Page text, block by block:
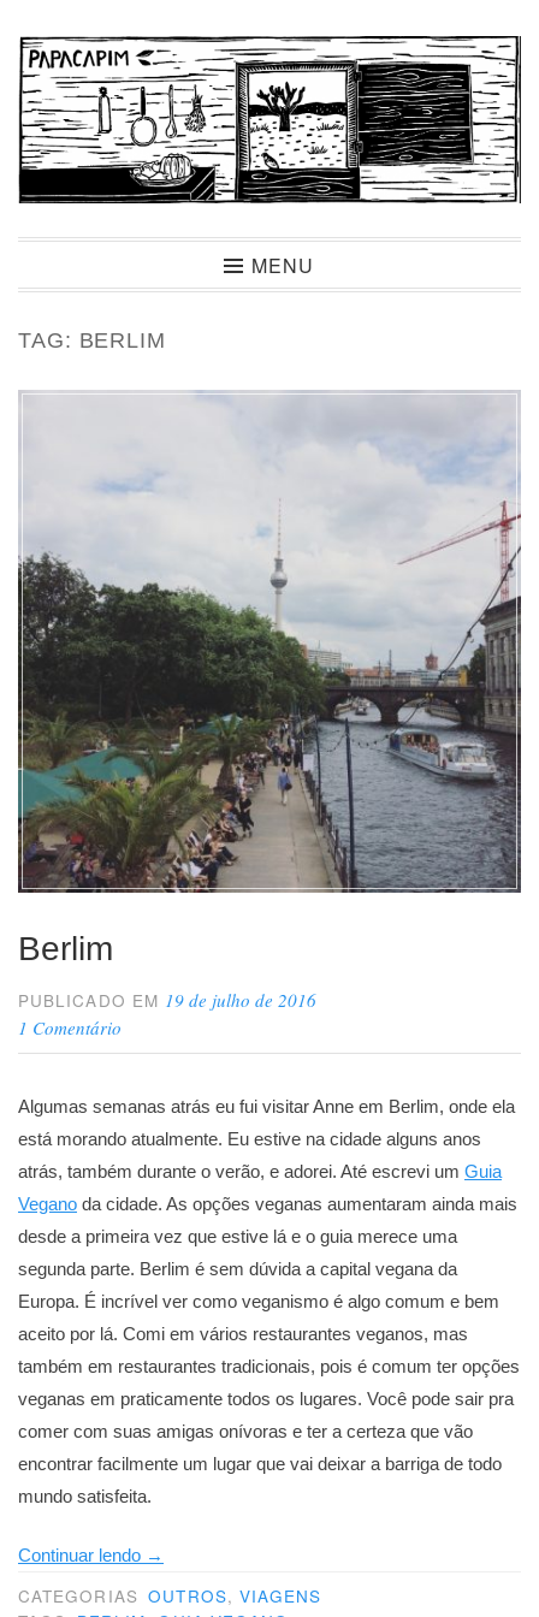
para
conteúdo
PapacapimMENU
TAG: BERLIM
Berlim
PUBLICADO EM 19 de julho de 2016
1 Comentário
Algumas semanas atrás eu fui visitar Anne em Berlim, onde ela
está morando atualmente. Eu estive na cidade alguns anos
atrás, também durante o verão, e adorei. Até escrevi um Guia
Vegano da cidade. As opções veganas aumentaram ainda mais
desde a primeira vez que estive lá e o guia merece uma
segunda parte. Berlim é sem dúvida a capital vegana da
Europa. É incrível ver como veganismo é algo comum e bem
aceito por lá. Comi em vários restaurantes veganos, mas
também em restaurantes tradicionais, pois é comum ter opções
veganas em praticamente todos os lugares. Você pode sair pra
comer com suas amigas onívoras e ter a certeza que vão
encontrar facilmente um lugar que vai deixar a barriga de todo
mundo satisfeita.
Continuar lendo “Berlim”
→
CATEGORIAS OUTROS, VIAGENS